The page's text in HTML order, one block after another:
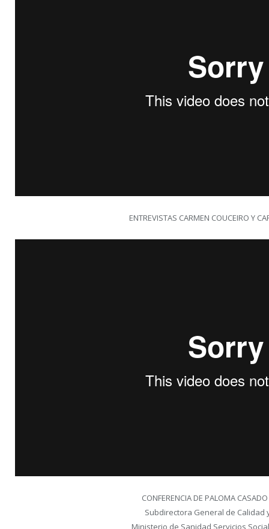
ENTREVISTAS CARMEN COUCEIRO Y
CONFERENCIA DE PALOMA
Subdirectora General de Calidad
Ministerio de Sanidad Servicios